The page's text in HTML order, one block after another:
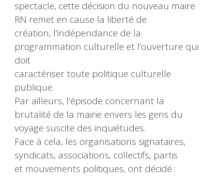
spectacle, cette décision du nouveau maire
RN remet en cause la liberté de
création, l’indépendance de la
programmation culturelle et l’ouverture qui
doit
caractériser toute politique culturelle
publique.
Par ailleurs, l’épisode concernant la
brutalité de la mairie envers les gens du
voyage suscite des inquiétudes.
Face à cela, les organisations signataires,
syndicats, associations, collectifs, partis
et mouvements politiques, ont décidé :